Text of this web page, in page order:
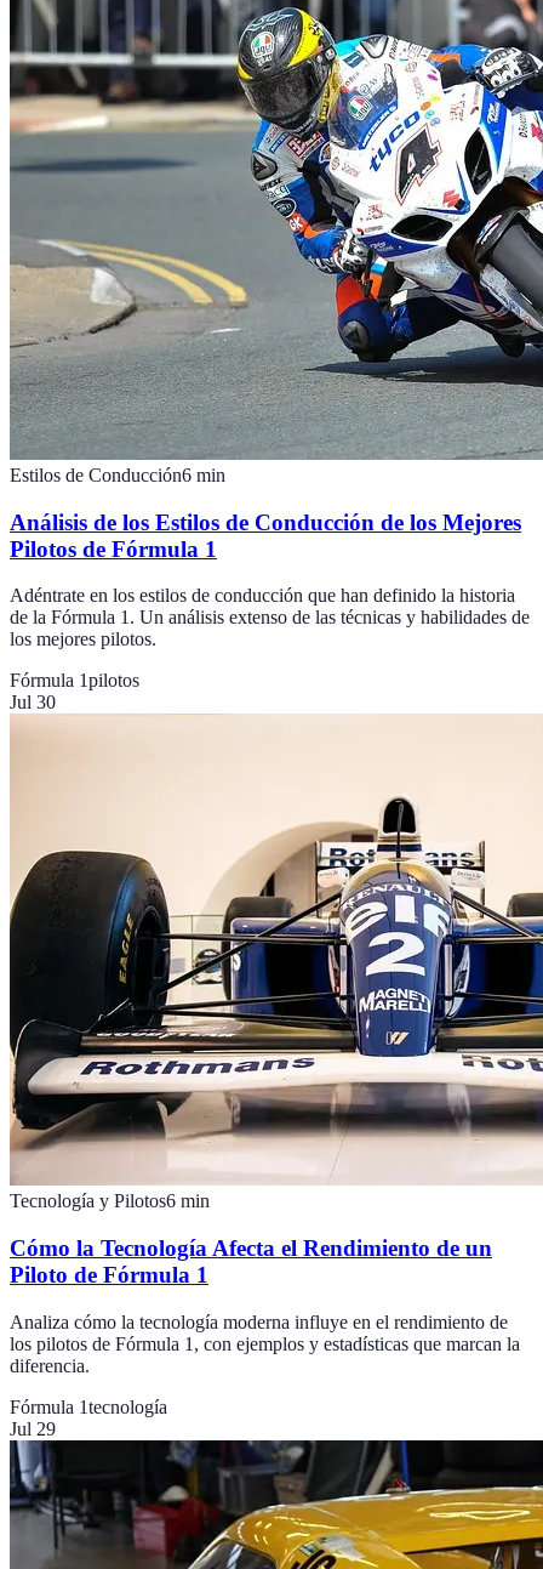
Estilos de Conducción6 min
Análisis de los Estilos de Conducción de los Mejores
Pilotos de Fórmula 1
Adéntrate en los estilos de conducción que han definido la historia
de la Fórmula 1. Un análisis extenso de las técnicas y habilidades de
los mejores pilotos.
Fórmula 1pilotos
Jul 30
Tecnología y Pilotos6 min
Cómo la Tecnología Afecta el Rendimiento de un
Piloto de Fórmula 1
Analiza cómo la tecnología moderna influye en el rendimiento de
los pilotos de Fórmula 1, con ejemplos y estadísticas que marcan la
diferencia.
Fórmula 1tecnología
Jul 29